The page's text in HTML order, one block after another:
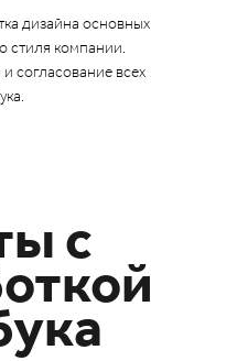
дизайна основных
стиля компании.
согласование всех
с